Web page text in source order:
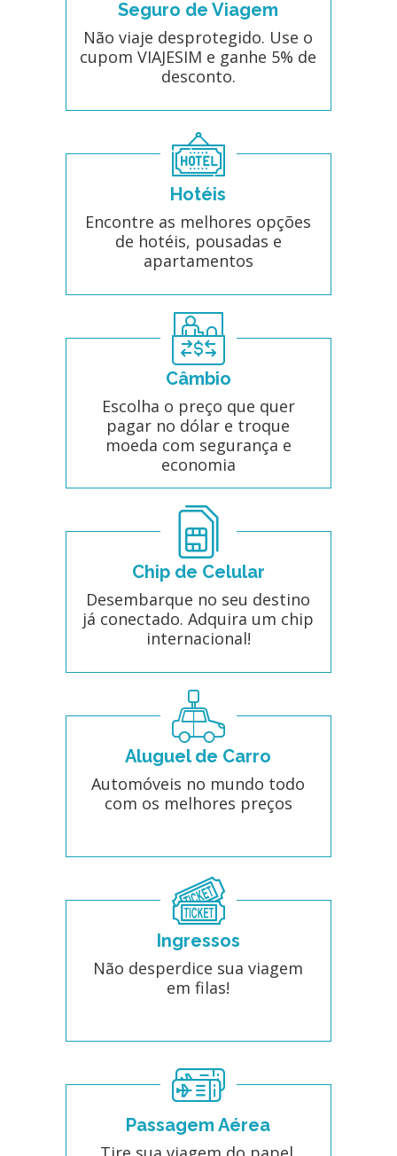
Seguro de Viagem
Não viaje desprotegido. Use o
cupom VIAJESIM e ganhe 5% de
desconto.
Hotéis
Encontre as melhores opções
de hotéis, pousadas e
apartamentos
Câmbio
Escolha o preço que quer
pagar no dólar e troque
moeda com segurança e
economia
Chip de Celular
Desembarque no seu destino
já conectado. Adquira um chip
internacional!
Aluguel de Carro
Automóveis no mundo todo
com os melhores preços
Ingressos
Não desperdice sua viagem
em filas!
Passagem Aérea